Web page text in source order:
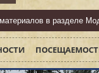
в разделе